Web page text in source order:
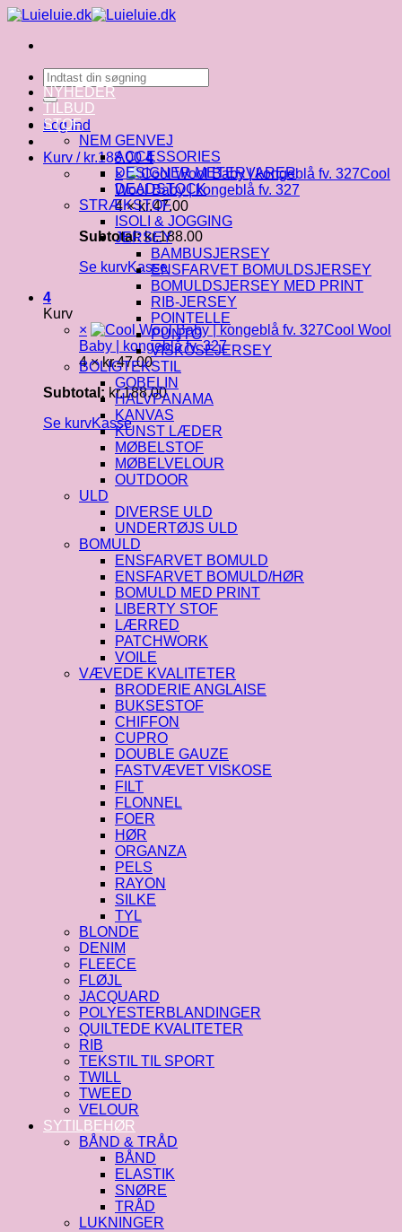
Fortsæt
indhold
Søg
efter:
Log ind
Kurv / kr.188.00 4
×
Cool
Wool Baby | kongeblå fv. 327
4 ×kr.47.00
Subtotal: kr.188.00
Se kurvKasse
4
Kurv
×
Cool Wool
Baby | kongeblå fv. 327
4 ×kr.47.00
Subtotal: kr.188.00
Se kurvKasse
NYHEDER
TILBUD
STOF
NEM GENVEJ
ACCESSORIES
DESIGNER METERVARER
DEADSTOCK
STRÆKSTOF
ISOLI & JOGGING
JERSEY
BAMBUSJERSEY
ENSFARVET BOMULDSJERSEY
BOMULDSJERSEY MED PRINT
RIB-JERSEY
POINTELLE
PUNTO
VISKOSEJERSEY
BOLIGTEKSTIL
GOBELIN
HALVPANAMA
KANVAS
KUNST LÆDER
MØBELSTOF
MØBELVELOUR
OUTDOOR
ULD
DIVERSE ULD
UNDERTØJS ULD
BOMULD
ENSFARVET BOMULD
ENSFARVET BOMULD/HØR
BOMULD MED PRINT
LIBERTY STOF
LÆRRED
PATCHWORK
VOILE
VÆVEDE KVALITETER
BRODERIE ANGLAISE
BUKSESTOF
CHIFFON
CUPRO
DOUBLE GAUZE
FASTVÆVET VISKOSE
FILT
FLONNEL
FOER
HØR
ORGANZA
PELS
RAYON
SILKE
TYL
BLONDE
DENIM
FLEECE
FLØJL
JACQUARD
POLYESTERBLANDINGER
QUILTEDE KVALITETER
RIB
TEKSTIL TIL SPORT
TWILL
TWEED
VELOUR
SYTILBEHØR
BÅND & TRÅD
BÅND
ELASTIK
SNØRE
TRÅD
LUKNINGER